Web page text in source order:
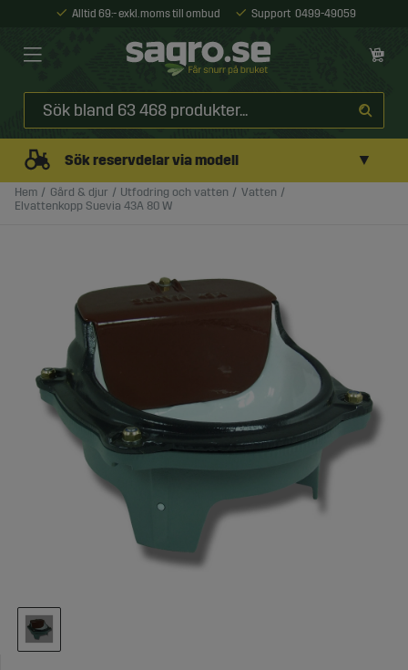
Alltid 69:- exkl. moms till ombud Support 0499-49059
Sök reservdelar via modell ▼
Hem Gård & djur Utfodring och vatten
Vatten
Elvattenkopp Suevia 43A 80 W